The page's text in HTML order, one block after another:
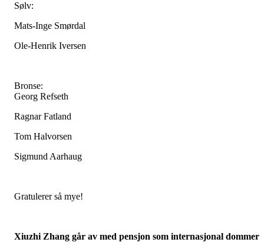
Sølv:
Mats-Inge Smørdal
Ole-Henrik Iversen
Bronse:
Georg Refseth
Ragnar Fatland
Tom Halvorsen
Sigmund Aarhaug
Gratulerer så mye!
Xiuzhi Zhang går av med pensjon som internasjonal dommer